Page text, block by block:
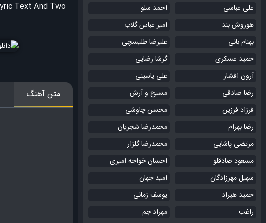
Text And Two
متن آهنگ
علی عباسی
احمد سلو
هوروش بند
امیر عباس گلاب
بهنام بانی
علیرضا طلیسچی
حمید عسکری
گرشا رضایی
آرون افشار
علی یاسینی
رضا صادقی
مسیح و آرش
فرزاد فرزین
محسن چاوشی
رضا بهرام
محمدرضا شجریان
مرتضی پاشایی
محمدرضا گلزار
مسعود صادقلو
احسان خواجه امیری
سهیل مهرزادگان
امید جهان
حمید هیراد
یوسف زمانی
راغب
مهراد جم